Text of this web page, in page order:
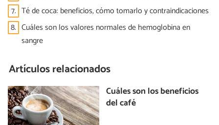
7. Té de coca: beneficios, cómo tomarlo y contraindicaciones
8. Cuáles son los valores normales de hemoglobina en
sangre
Artículos relacionados
Cuáles son los beneficios
del café